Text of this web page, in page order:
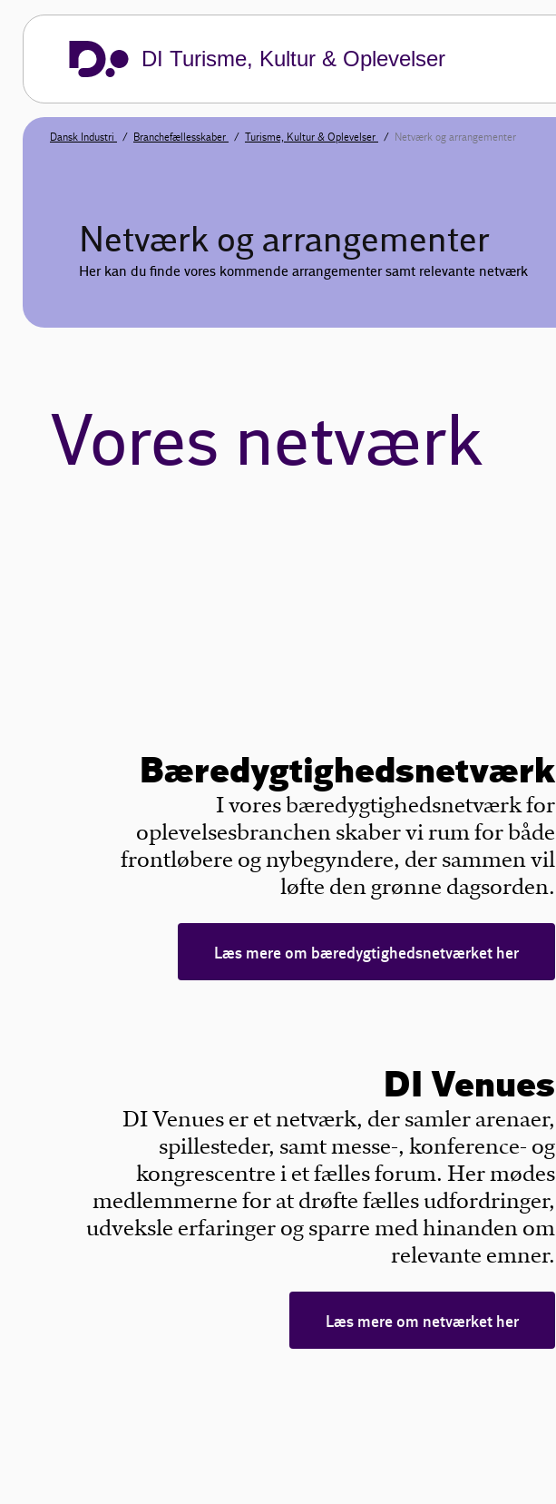
DI Turisme, Kultur & Oplevelser
Dansk Industri Branchefællesskaber Turisme, Kultur & Oplevelser Netværk og arrangementer
Netværk og arrangementer
Her kan du finde vores kommende arrangementer samt relevante netværk
Vores netværk
Bæredygtighedsnetværk
I vores bæredygtighedsnetværk for
oplevelsesbranchen skaber vi rum for både
frontløbere og nybegyndere, der sammen vil
løfte den grønne dagsorden.
Læs mere om bæredygtighedsnetværket her
DI Venues
DI Venues er et netværk, der samler arenaer,
spillesteder, samt messe-, konference- og
kongrescentre i et fælles forum. Her mødes
medlemmerne for at drøfte fælles udfordringer,
udveksle erfaringer og sparre med hinanden om
relevante emner.
Læs mere om netværket her